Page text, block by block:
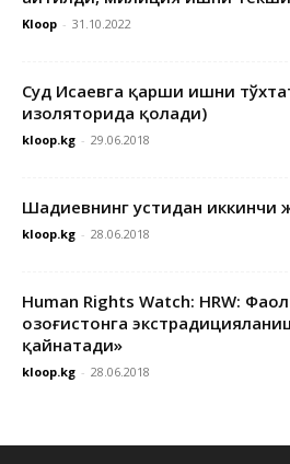
Kloop - 31.10.2022
Суд Исаевга қарши ишни
изоляторида қолади)
kloop.kg - 29.06.2018
Шадиевнинг устидан иккинчи
kloop.kg - 28.06.2018
Human Rights Watch: HRW:
Қозоғистонга
қайнатади»
kloop.kg - 28.06.2018